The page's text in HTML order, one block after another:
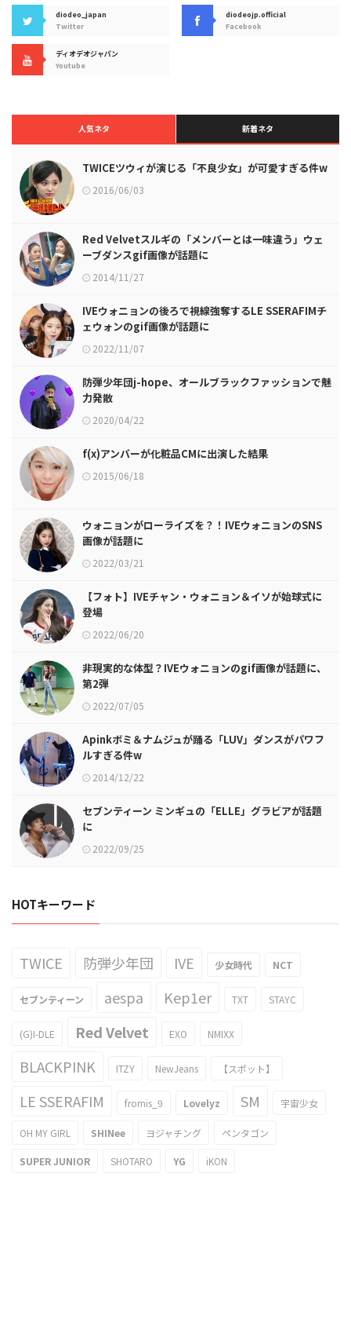
diodeo_japan
Twitter
diodeojp.official
Facebook
ディオデオジャパン
Youtube
人気ネタ 新着ネタ
TWICEツウィが演じる「不良少女」が可愛すぎる件w
2016/06/03
Red Velvetスルギの「メンバーとは一味違う」ウェ
ーブダンスgif画像が話題に
2014/11/27
IVEウォニョンの後ろで視線強奪するLE SSERAFIMチ
ェウォンのgif画像が話題に
2022/11/07
防弾少年団j-hope、オールブラックファッションで魅
力発散
2020/04/22
f(x)アンバーが化粧品CMに出演した結果
2015/06/18
ウォニョンがローライズを？！IVEウォニョンのSNS
画像が話題に
2022/03/21
【フォト】IVEチャン・ウォニョン＆イソが始球式に
登場
2022/06/20
非現実的な体型？IVEウォニョンのgif画像が話題に、
第2弾
2022/07/05
Apinkボミ＆ナムジュが踊る「LUV」ダンスがパワフ
ルすぎる件w
2014/12/22
セブンティーン ミンギュの「ELLE」グラビアが話題
に
2022/09/25
HOTキーワード
TWICE 防弾少年団 IVE 少女時代 NCT
セブンティーン aespa Kep1er TXT STAYC
(G)I-DLE Red Velvet EXO NMIXX
BLACKPINK ITZY NewJeans 【スポット】
LE SSERAFIM fromis_9 Lovelyz SM 宇宙少女
OH MY GIRL SHINee ヨジャチング ペンタゴン
SUPER JUNIOR SHOTARO YG iKON